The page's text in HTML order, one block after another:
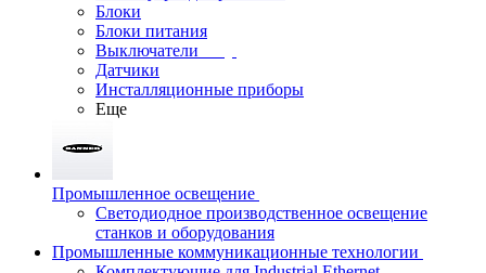
Блоки
Блоки питания
Выключатели
Датчики
Инсталляционные приборы
Еще
Промышленное освещение
Светодиодное производственное освещение
станков и оборудования
Промышленные коммуникационные технологии